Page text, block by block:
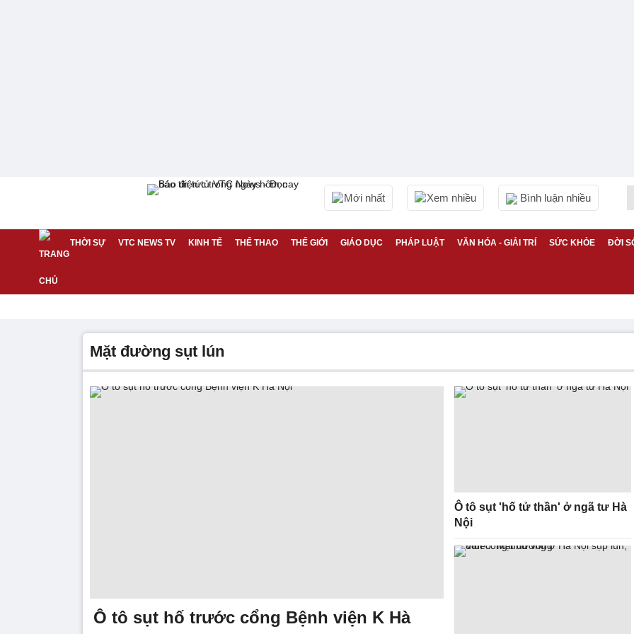
Mới nhất Xem nhiều Bình luận nhiều
THỜI SỰ VTC NEWS TV KINH TẾ THỂ THAO THẾ GIỚI GIÁO DỤC PHÁP LUẬT VĂN HÓA - GIẢI TRÍ SỨC KHỎE ĐỜI
mặt đường sụt lún
Ô tô sụt hố trước cổng Bệnh viện K Hà
Ô tô sụt 'hố tử thần' ở ngã tư Hà
Nội